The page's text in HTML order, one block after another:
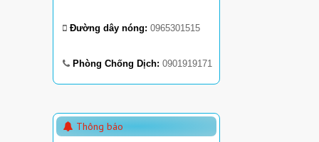
Đường dây nóng: 0965301515
Phòng Chống Dịch: 0901919171
Thông báo